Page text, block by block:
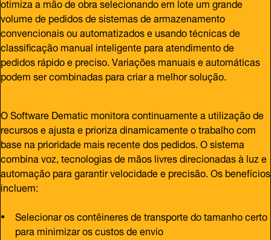
volume de pedidos de sistemas de armazenamento
convencionais ou automatizados e usando técnicas de
classificação manual inteligente para atendimento de
pedidos rápido e preciso. Variações manuais e automáticas
podem ser combinadas para criar a melhor solução.
O Software Dematic monitora continuamente a utilização de
recursos e ajusta e prioriza dinamicamente o trabalho com
base na prioridade mais recente dos pedidos. O sistema
combina voz, tecnologias de mãos livres direcionadas à luz e
automação para garantir velocidade e precisão. Os benefícios
incluem:
Selecionar os contêineres de transporte do tamanho certo
para minimizar os custos de envio